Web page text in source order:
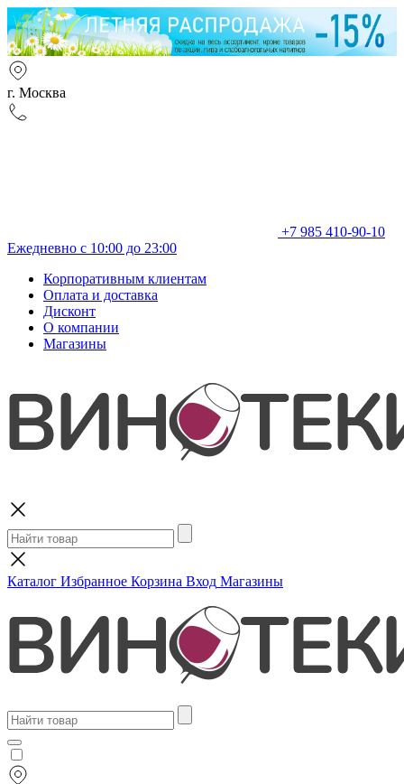
г. Москва
+7 985 410-90-10
Ежедневно с 10:00 до 23:00
Корпоративным клиентам
Оплата и доставка
Дисконт
О компании
Магазины
Каталог Избранное Корзина Вход Магазины